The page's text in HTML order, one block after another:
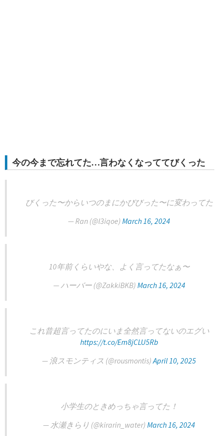
今の今まで忘れてた…言わなくなっててびくった
びくった〜からいつのまにかびびった〜に変わってた
— Ran (@l3iqoe) March 16, 2024
10年前くらいやな、よく言ってたなぁ〜
— ハーバー (@ZakkiBKB) March 16, 2024
これ昔超言ってたのにいま全然言ってないのエグい
https://t.co/Em8jCLU5Rb
— 浪スモンティス (@rousmontis)April 10, 2025
小学生のときめっちゃ言ってた！
— 水瀬きらり (@kirarin_water) March 16, 2024